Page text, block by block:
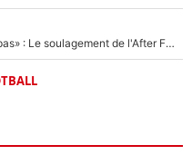
«C’est une bonne chose qu’il ne vienne pas» : Le soulagement de l'After Foot après le transfert avorté de Yan Diomandé au PSG